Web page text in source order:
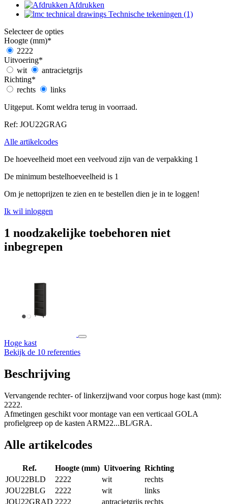
Afdrukken
Technische tekeningen (1)
Selecteer de opties
Hoogte (mm)*
2222
Uitvoering*
wit
antracietgrijs
Richting*
rechts
links
Uitgeput. Komt weldra terug in voorraad.
Ref: JOU22GRAG
Alle artikelcodes
De hoeveelheid moet een veelvoud zijn van de verpakking 1
De minimum bestelhoeveelheid is 1
Om je nettoprijzen te zien en te bestellen dien je in te loggen!
Ik wil inloggen
1 noodzakelijke toebehoren niet
inbegrepen
Hoge kast
Bekijk de 10 referenties
Beschrijving
Vervangende rechter- of linkerzijwand voor corpus hoge kast (mm):
2222.
Afmetingen geschikt voor montage van een verticaal GOLA
profielgreep op de kasten ARM22...BL/GRA.
Alle artikelcodes
Ref. Hoogte (mm) Uitvoering Richting
JOU22BLD
2222 wit
rechts
JOU22BLG
2222 wit
links
JOU22GRAD 2222 antracietgrijs rechts